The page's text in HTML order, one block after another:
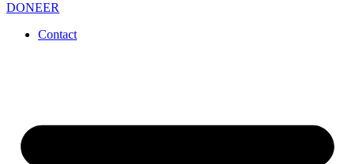
DONEER
Contact